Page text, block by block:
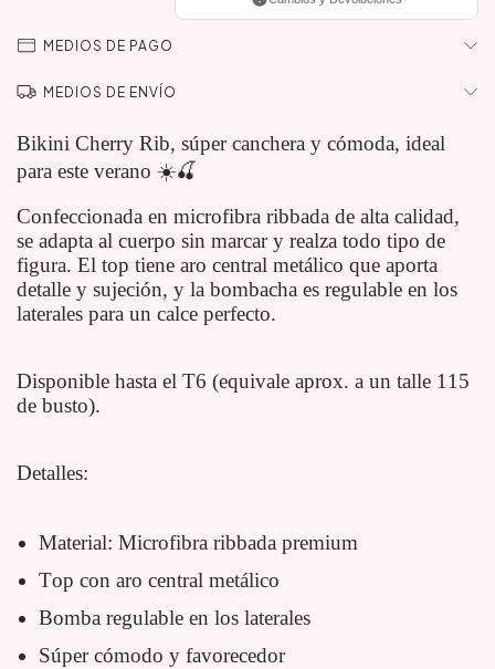
MEDIOS DE PAGO
MEDIOS DE ENVÍO
Bikini Cherry Rib, súper canchera y cómoda, ideal
para este verano ☀️🍒
Confeccionada en microfibra ribbada de alta calidad,
se adapta al cuerpo sin marcar y realza todo tipo de
figura. El top tiene aro central metálico que aporta
detalle y sujeción, y la bombacha es regulable en los
laterales para un calce perfecto.
Disponible hasta el T6 (equivale aprox. a un talle 115
de busto).
Detalles:
Material: Microfibra ribbada premium
Top con aro central metálico
Bomba regulable en los laterales
Súper cómodo y favorecedor